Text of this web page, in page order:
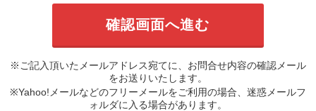
※ご記入頂いたメールアドレス宛てに、お問合せ内容の確認メール
をお送りいたします。
※Yahoo!メールなどのフリーメールをご利用の場合、迷惑メールフ
ォルダに入る場合があります。